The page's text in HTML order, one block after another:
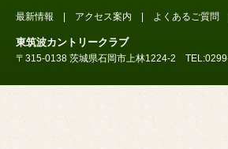
最新情報 アクセス案内 よくあるご質問
東筑波カントリークラブ
〒315-0138 茨城県石岡市上林1224-2